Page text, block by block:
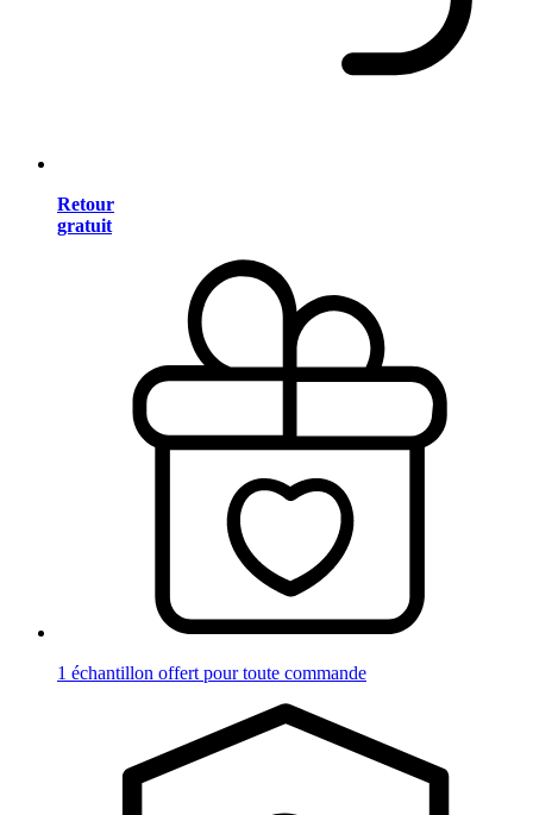
Retour
gratuit
1 échantillon offert pour toute commande